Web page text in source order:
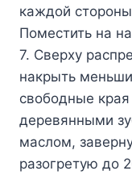
каждой
Поместить на
7. Сверху
накрыть
свободные
деревянными
маслом,
разогретую до